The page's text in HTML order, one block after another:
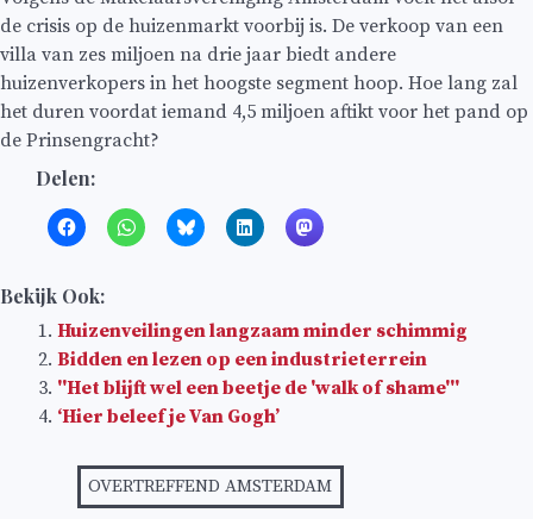
de crisis op de huizenmarkt voorbij is. De verkoop van een
villa van zes miljoen na drie jaar biedt andere
huizenverkopers in het hoogste segment hoop. Hoe lang zal
het duren voordat iemand 4,5 miljoen aftikt voor het pand op
de Prinsengracht?
Delen:
Bekijk Ook:
Huizenveilingen langzaam minder schimmig
Bidden en lezen op een industrieterrein
''Het blijft wel een beetje de 'walk of shame'''
‘Hier beleef je Van Gogh’
OVERTREFFEND AMSTERDAM